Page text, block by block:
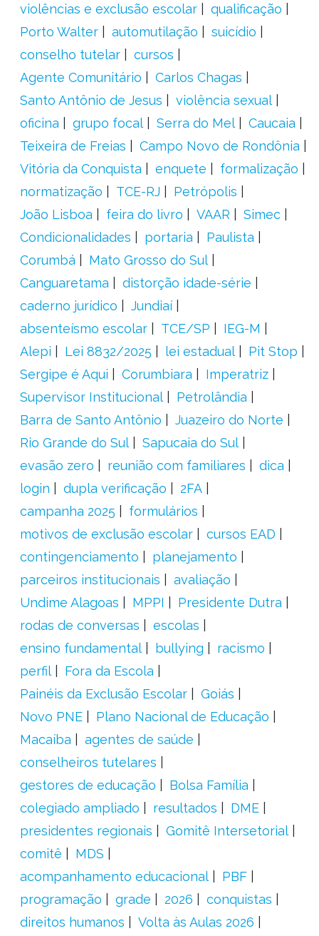
violências e exclusão escolar
qualificação
Porto Walter
automutilação
suicídio
conselho tutelar
cursos
Agente Comunitário
Carlos Chagas
Santo Antônio de Jesus
violência sexual
oficina
grupo focal Serra do Mel
Caucaia
Teixeira de Freias
Campo Novo de Rondônia
Vitória da Conquista
enquete
formalização
normatização
TCE-RJ
Petrópolis
João Lisboa
feira do livro VAAR
Simec
Condicionalidades
portaria
Paulista
Corumbá
Mato Grosso do Sul
Canguaretama
distorção idade-série
caderno jurídico
Jundiaí
absenteísmo escolar
TCE/SP
IEG-M
Alepi
Lei 8832/2025 lei estadual
Pit Stop
Sergipe é Aqui
Corumbiara
Imperatriz
Supervisor Institucional
Petrolândia
Barra de Santo Antônio
Juazeiro do Norte
Rio Grande do Sul
Sapucaia do Sul
evasão zero
reunião com familiares
dica
login
dupla verificação
2FA
campanha 2025
formulários
motivos de exclusão escolar
cursos EAD
contingenciamento
planejamento
parceiros institucionais
avaliação
Undime Alagoas
MPPI
Presidente Dutra
rodas de conversas
escolas
ensino fundamental
bullying
racismo
perfil
Fora da Escola
Painéis da Exclusão Escolar
Goiás
Novo PNE
Plano Nacional de Educação
Macaíba
agentes de saúde
conselheiros tutelares
gestores de educação
Bolsa Família
colegiado ampliado
resultados
DME
presidentes regionais
Gomitê Intersetorial
comitê
MDS
acompanhamento educacional
PBF
programação
grade 2026
conquistas
direitos humanos
Volta às Aulas 2026